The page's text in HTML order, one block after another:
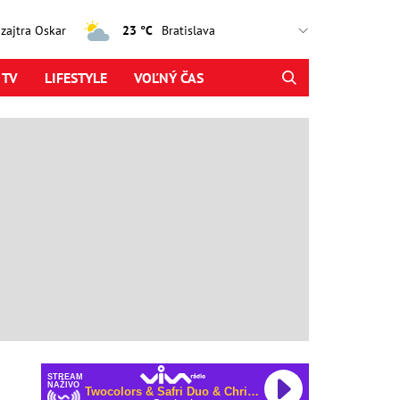
Oskar 23 °C
LIFESTYLE VOĽNÝ ČAS
STREAM
NAŽIVO
Twocolors & Safri Duo & Chris de Sarandy